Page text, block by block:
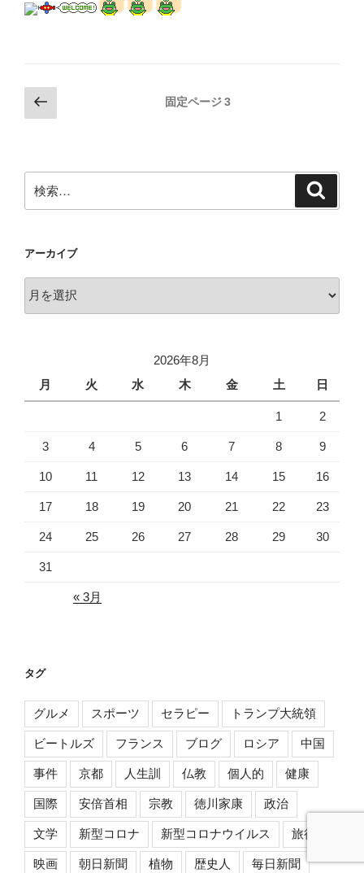
投
稿
ー
ジ
り
前
の
ジ
固定ページ3
索:
アーカイブ
ー
2026年8月
月
火 水 木 金 土 日
1 2
3 4 5 6 7 8 9
10 11 12 13 14 15 16
17 18 19 20 21 22 23
24 25 26 27 28 29 30
31
« 3月
タグ
グルメ スポーツ セラピー トランプ大統領
ビートルズ フランス ブログ ロシア 中国
事件 京都 人生訓 仏教 個人的 健康
国際 安倍首相 宗教 徳川家康 政治
文学 新型コロナ 新型コロナウイルス 旅行
映画 朝日新聞 植物 歴史人 毎日新聞